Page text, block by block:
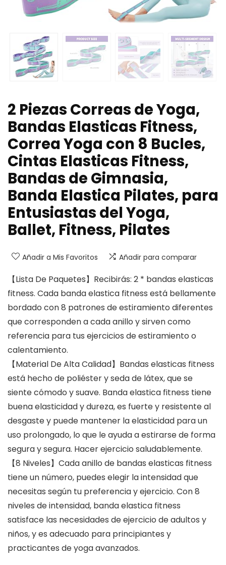
2 Piezas Correas de Yoga,
Bandas Elasticas Fitness,
Correa Yoga con 8 Bucles,
Cintas Elasticas Fitness,
Bandas de Gimnasia,
Banda Elastica Pilates, para
Entusiastas del Yoga,
Ballet, Fitness, Pilates
Añadir a Mis Favoritos Añadir para comparar
【Lista De Paquetes】Recibirás: 2 * bandas elasticas
fitness. Cada banda elastica fitness está bellamente
bordado con 8 patrones de estiramiento diferentes
que corresponden a cada anillo y sirven como
referencia para tus ejercicios de estiramiento o
calentamiento.
【Material De Alta Calidad】Bandas elasticas fitness
está hecho de poliéster y seda de látex, que se
siente cómodo y suave. Banda elastica fitness tiene
buena elasticidad y dureza, es fuerte y resistente al
desgaste y puede mantener la elasticidad para un
uso prolongado, lo que le ayuda a estirarse de forma
segura y segura. Hacer ejercicio saludablemente.
【8 Niveles】Cada anillo de bandas elasticas fitness
tiene un número, puedes elegir la intensidad que
necesitas según tu preferencia y ejercicio. Con 8
niveles de intensidad, banda elastica fitness
satisface las necesidades de ejercicio de adultos y
niños, y es adecuado para principiantes y
practicantes de yoga avanzados.